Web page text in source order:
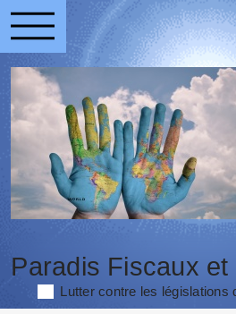
Paradis Fiscaux
Lutter contre les législations